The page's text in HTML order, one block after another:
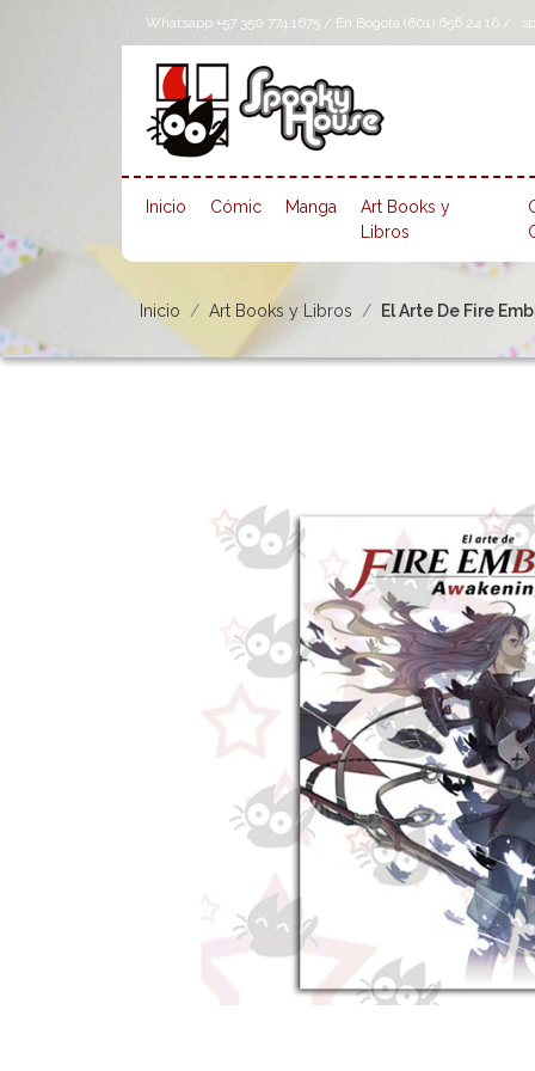
Whatsapp +57 350 774 1675 / En Bogotá (601) 656 24 16 /
Inicio Cómic Manga
Art Books y
Libros
Inicio Art Books y Libros El Arte De Fire